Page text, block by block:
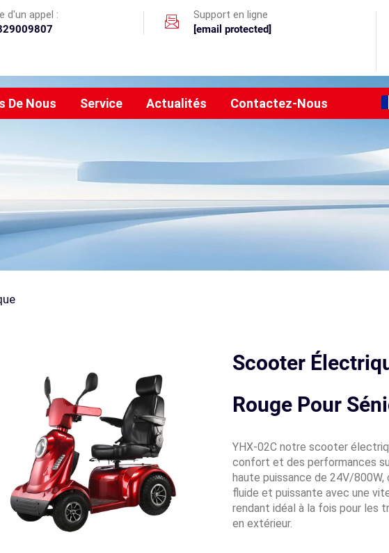
d'un appel :
Support en ligne
[email protected]
De Nous Service Actualités Contactez-Nous
Scooter
Rouge Pour
YHX-02C notre scooter
confort et des performances
haute puissance de 24V/
fluide et puissante avec une
rendant idéal à la fois pour les
en extérieur.